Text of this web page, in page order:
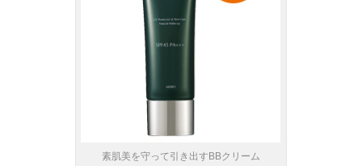
素肌美を守って引き出すBBクリーム